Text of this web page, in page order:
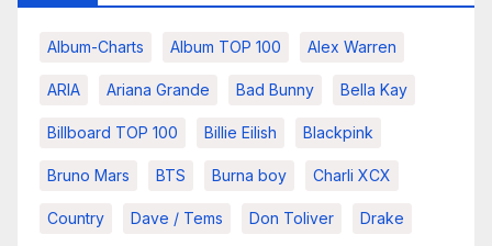
Album-Charts Album TOP 100 Alex Warren
ARIA Ariana Grande Bad Bunny Bella Kay
Billboard TOP 100 Billie Eilish Blackpink
Bruno Mars BTS Burna boy Charli XCX
Country Dave / Tems Don Toliver Drake